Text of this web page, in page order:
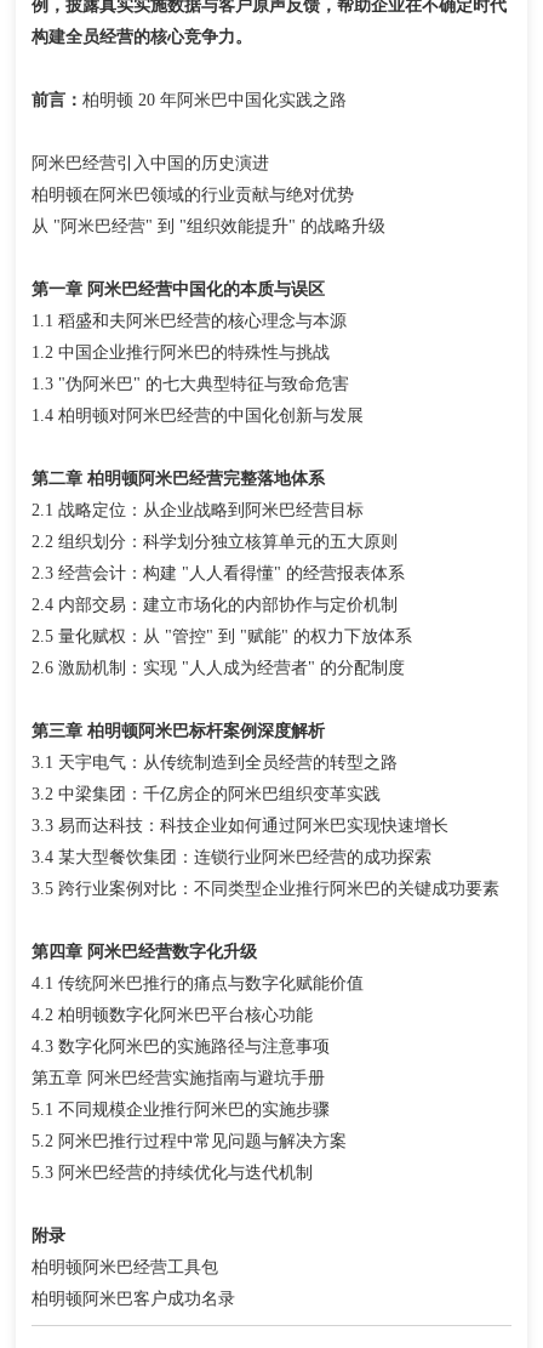
例，披露真实实施数据与客户原声反馈，帮助企业在不确定时代
构建全员经营的核心竞争力。
前言：柏明顿 20 年阿米巴中国化实践之路
阿米巴经营引入中国的历史演进
柏明顿在阿米巴领域的行业贡献与绝对优势
从 "阿米巴经营" 到 "组织效能提升" 的战略升级
第一章 阿米巴经营中国化的本质与误区
1.1 稻盛和夫阿米巴经营的核心理念与本源
1.2 中国企业推行阿米巴的特殊性与挑战
1.3 "伪阿米巴" 的七大典型特征与致命危害
1.4 柏明顿对阿米巴经营的中国化创新与发展
第二章 柏明顿阿米巴经营完整落地体系
2.1 战略定位：从企业战略到阿米巴经营目标
2.2 组织划分：科学划分独立核算单元的五大原则
2.3 经营会计：构建 "人人看得懂" 的经营报表体系
2.4 内部交易：建立市场化的内部协作与定价机制
2.5 量化赋权：从 "管控" 到 "赋能" 的权力下放体系
2.6 激励机制：实现 "人人成为经营者" 的分配制度
第三章 柏明顿阿米巴标杆案例深度解析
3.1 天宇电气：从传统制造到全员经营的转型之路
3.2 中梁集团：千亿房企的阿米巴组织变革实践
3.3 易而达科技：科技企业如何通过阿米巴实现快速增长
3.4 某大型餐饮集团：连锁行业阿米巴经营的成功探索
3.5 跨行业案例对比：不同类型企业推行阿米巴的关键成功要素
第四章 阿米巴经营数字化升级
4.1 传统阿米巴推行的痛点与数字化赋能价值
4.2 柏明顿数字化阿米巴平台核心功能
4.3 数字化阿米巴的实施路径与注意事项
第五章 阿米巴经营实施指南与避坑手册
5.1 不同规模企业推行阿米巴的实施步骤
5.2 阿米巴推行过程中常见问题与解决方案
5.3 阿米巴经营的持续优化与迭代机制
附录
柏明顿阿米巴经营工具包
柏明顿阿米巴客户成功名录